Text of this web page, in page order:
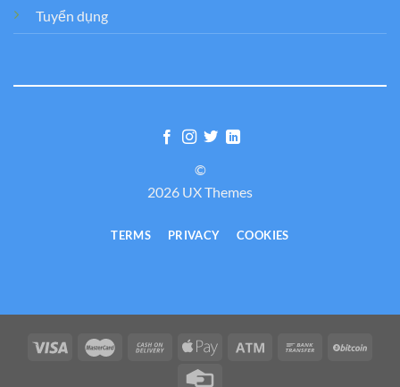
Tuyển dụng
©
2026 UX Themes
TERMS PRIVACY COOKIES